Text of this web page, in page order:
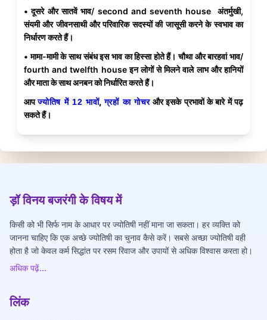
• दूसरे और सातवें भाव/ second and seventh house अंतर्मुखी,
संयमी और जीवनसाथी और परिवारिक सदस्यों की जासूसी करने के स्वभाव का
निर्धारण करते हैं।
• मामा-मामी के साथ संबंध इस भाव का हिस्सा होते हैं। चौथा और बारहवां भाव/
fourth and twelfth house इन लोगों से मिलने वाले लाभ और हानियों
और माता के साथ अनबन को निर्धारित करते हैं।
आपज्योतिष में 12 भावों,ग्रहों का गोचरऔरइसके प्रभावोंके बारे में पढ़
सकते हैं।
ड़ॉ विनय बजरंगी के विषय में
किसी को भी सिर्फ नाम के आधार पर ज्योतिषी नहीं माना जा सकता। हर व्यक्ति को
जानना चाहिए कि एक अच्छे ज्योतिषी का चुनाव कैसे करें। सबसे अच्छा ज्योतिषी वही
होता है जो केवल कर्म सिद्धांत पर रसम रिवाज और उपायों से अधिक विश्वास करता हो।
अधिक पढ़ें...
लिंक